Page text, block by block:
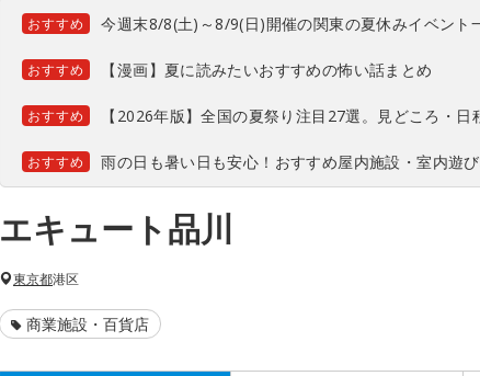
おすすめ 今週末8/8(土)～8/9(日)開催の関東の夏休みイベント
おすすめ 【漫画】夏に読みたいおすすめの怖い話まとめ
おすすめ 【2026年版】全国の夏祭り注目27選。見どころ・日
おすすめ 雨の日も暑い日も安心！おすすめ屋内施設・室内遊
エキュート品川
東京都港区
商業施設・百貨店